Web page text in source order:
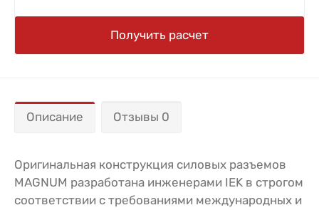
Получить расчет
Описание Отзывы 0
Оригинальная конструкция силовых разъемов
MAGNUM разработана инженерами IEK в строгом
соответствии с требованиями международных и